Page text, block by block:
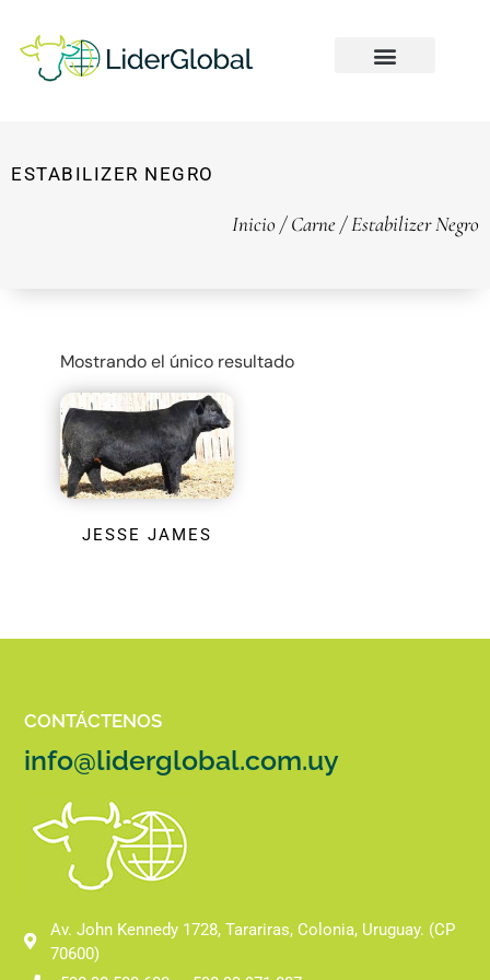
ESTABILIZER NEGRO
Inicio /Carne / Estabilizer Negro
Mostrando el único resultado
JESSE JAMES
CONTÁCTENOS
info@liderglobal.com.uy
Av. John Kennedy 1728, Tarariras, Colonia, Uruguay. (CP
70600)